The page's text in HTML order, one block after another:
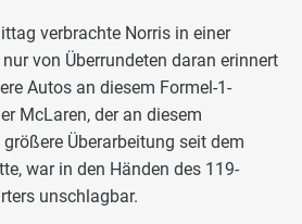
verbrachte Norris in einer
von Überrundeten daran erinnert
Autos an diesem Formel-1-
McLaren, der an diesem
Überarbeitung seit dem
war in den Händen des 119-
unschlagbar.